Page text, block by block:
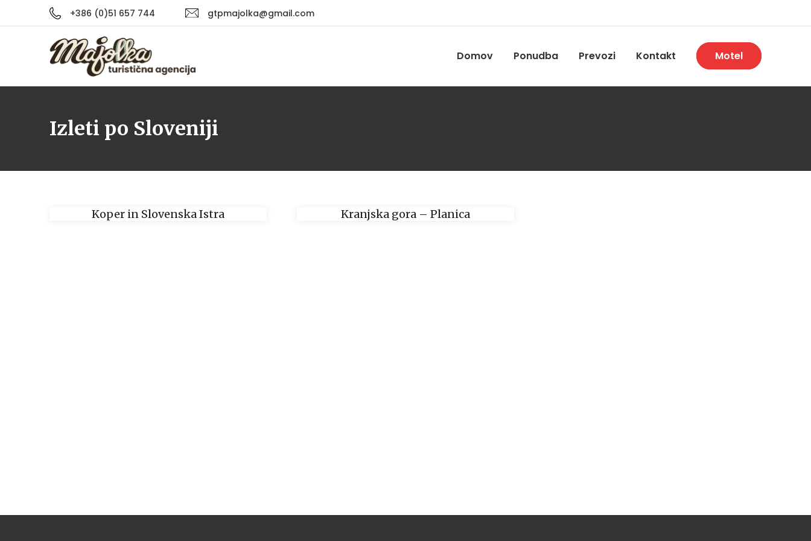
+386 (0)51 657 744 gtpmajolka@gmail.com
Domov Ponudba Prevozi Kontakt Motel
Izleti po Sloveniji
Koper in Slovenska Istra Kranjska gora – Planica